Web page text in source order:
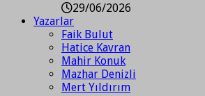
29/06/2026
Yazarlar
Faik Bulut
Hatice Kavran
Mahir Konuk
Mazhar Denizli
Mert Yıldırım